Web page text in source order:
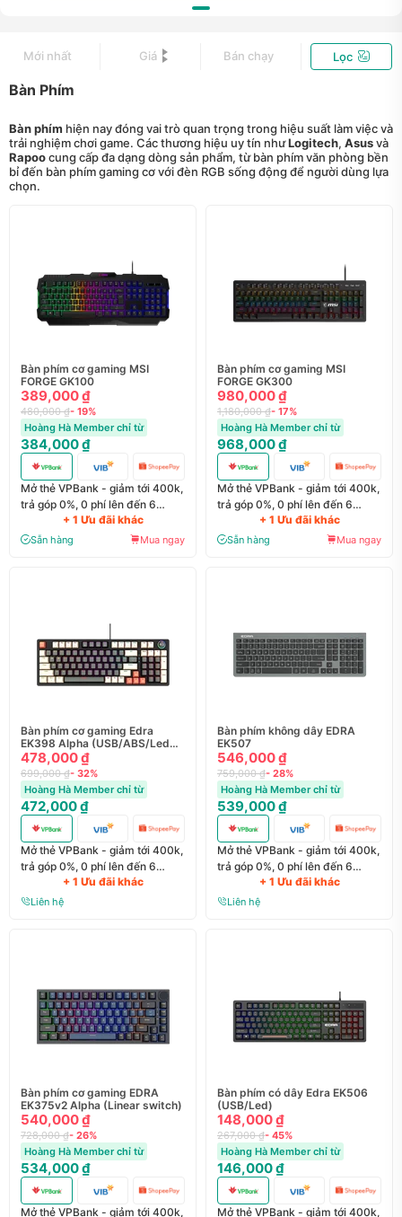
Mới nhất Giá Bán chạy Lọc
Bàn Phím
Bàn phím hiện nay đóng vai trò quan trọng trong hiệu suất làm việc và
trải nghiệm chơi game. Các thương hiệu uy tín nhưLogitech, Asusvà
Rapoocung cấp đa dạng dòng sản phẩm, từ bàn phím văn phòng bền
bỉ đến bàn phím gaming cơ với đèn RGB sống động để người dùng lựa
chọn.
Bàn phím cơ gaming MSI
FORGE GK100
389,000 ₫
480,000 ₫- 19%
Hoàng Hà Member chỉ từ
384,000 ₫
Mở thẻ VPBank - giảm tới 400k,
trả góp 0%, 0 phí lên đến 6
+ 1 Ưu đãi khác
Sẵn hàng Mua ngay
Bàn phím cơ gaming MSI
FORGE GK300
980,000 ₫
1,180,000 ₫- 17%
Hoàng Hà Member chỉ từ
968,000 ₫
Mở thẻ VPBank - giảm tới 400k,
trả góp 0%, 0 phí lên đến 6
+ 1 Ưu đãi khác
Sẵn hàng Mua ngay
Bàn phím cơ gaming Edra
EK398 Alpha (USB/ABS/Led
Rainbow)
478,000 ₫
699,000 ₫- 32%
Hoàng Hà Member chỉ từ
472,000 ₫
Mở thẻ VPBank - giảm tới 400k,
trả góp 0%, 0 phí lên đến 6
+ 1 Ưu đãi khác
Liên hệ
Bàn phím không dây EDRA
EK507
546,000 ₫
759,000 ₫- 28%
Hoàng Hà Member chỉ từ
539,000 ₫
Mở thẻ VPBank - giảm tới 400k,
trả góp 0%, 0 phí lên đến 6
+ 1 Ưu đãi khác
Liên hệ
Bàn phím cơ gaming EDRA
EK375v2 Alpha (Linear switch)
540,000 ₫
728,000 ₫- 26%
Hoàng Hà Member chỉ từ
534,000 ₫
Mở thẻ VPBank - giảm tới 400k,
Bàn phím có dây Edra EK506
(USB/Led)
148,000 ₫
267,000 ₫- 45%
Hoàng Hà Member chỉ từ
146,000 ₫
Mở thẻ VPBank - giảm tới 400k,